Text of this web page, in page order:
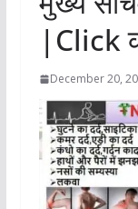
|Click
December 20,